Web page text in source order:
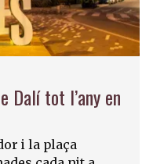
Dalí tot l’any en
i la plaça